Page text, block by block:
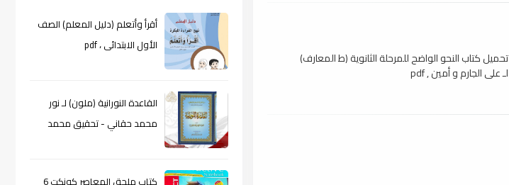
تحميل كتاب النحو الواضح للمرحلة الثانوية (ط المعارف)
لـ علي الجارم و أمين , pdf
أقرأ وأتعلم (دليل المعلم) الصف
الأول الابتدائى ، pdf
القاعدة النورانية (ملون) لـ نور
محمد حقاني - تحقيق محمد
كتاب ملحق المعاصر كونكت 6